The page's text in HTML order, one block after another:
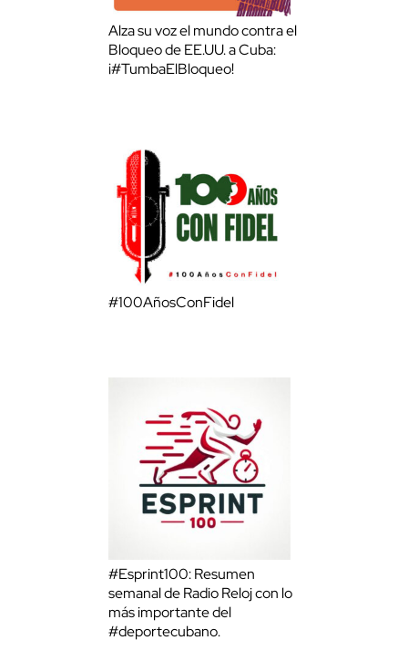
Alza su voz el mundo contra el
Bloqueo de EE.UU. a Cuba:
¡#TumbaElBloqueo!
#100AñosConFidel
#Esprint100: Resumen
semanal de Radio Reloj con lo
más importante del
#deportecubano.